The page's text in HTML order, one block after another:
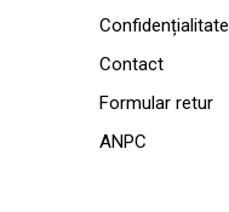
Confidențialitate
Contact
Formular retur
ANPC